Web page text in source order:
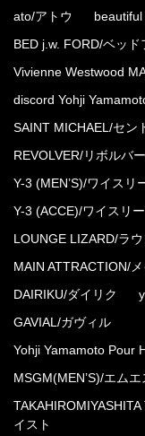
ato/アトウ
BED j.w. FORD/ベッド
Vivienne Westwood
discord Yohji
SAINT MICHAEL/セン
REVOLVER/リボルバー
Y-3 (MEN’S)/ワイスリ
Y-3 (ACCE)/ワイスリー
LOUNGE LIZARD/ラ
MAIN ATTRACTION/
DAIRIKU/ダイリク
GAVIAL/ガヴィル
Yohji Yamamoto Pour
MSGM(MEN’S)/エムエ
イスト